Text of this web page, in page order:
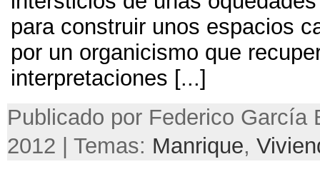
para construir unos espacios
por un organicismo que
interpretaciones [...]
Publicado por Federico García
2012 | Temas: Manrique,